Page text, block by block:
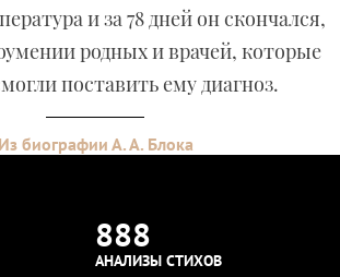
и за 78 дней он скончался,
родных и врачей, которые
поставить ему диагноз.
Из биографии А. А. Блока
888
АНАЛИЗЫ СТИХОВ